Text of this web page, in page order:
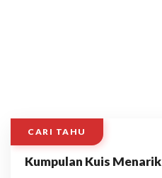
CARI TAHU
Kumpulan Kuis Menarik